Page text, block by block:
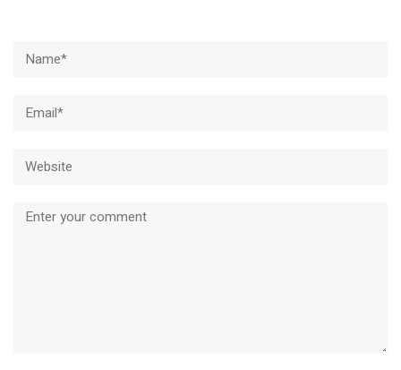
Comment